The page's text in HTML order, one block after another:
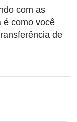
com as
é como você
de